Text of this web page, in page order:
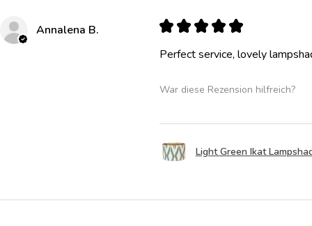
Annalena B. ★ ★ ★ ★ ★
Perfect service, lovely
War diese Rezension hilfreich?
Light Green Ikat